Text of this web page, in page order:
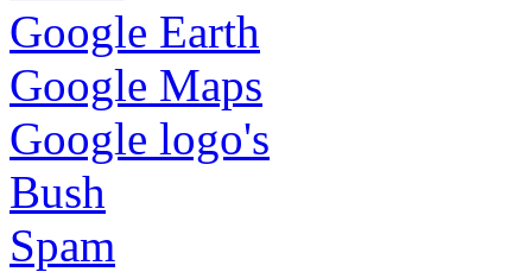
Google Earth
Google Maps
Google logo's
Bush
Spam